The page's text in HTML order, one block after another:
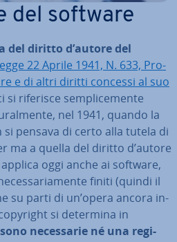
del software
del diritto d’autore del
22 Aprile 1941, N. 633, Pro­
e di altri diritti concessi al suo
si riferisce sem­pli­ce­men­te
nel 1941, quando la
pensava di certo alla tutela di
ma a quella del diritto d’autore
oggi anche ai software,
finiti (quindi il
su parti di un’opera ancora in­
si determina in
ne­ces­sa­rie né una re­gi­